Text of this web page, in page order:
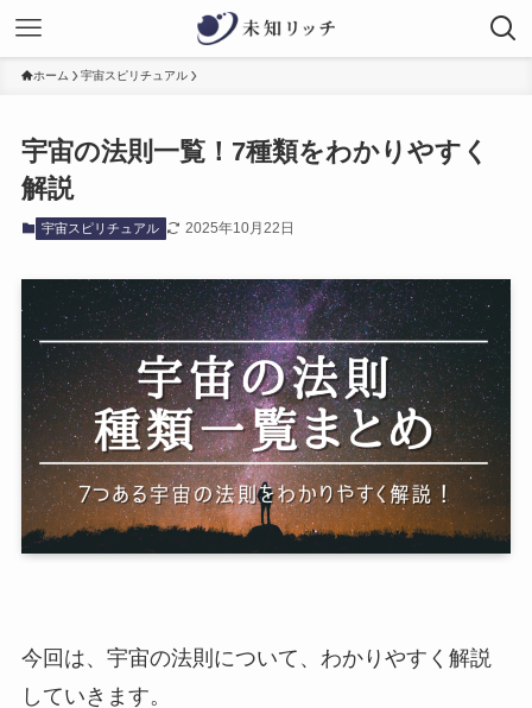
ホーム 宇宙スピリチュアル
宇宙の法則一覧！7種類をわかりやすく
解説
宇宙スピリチュアル 2025年10月22日
今回は、宇宙の法則について、わかりやすく解説
していきます。